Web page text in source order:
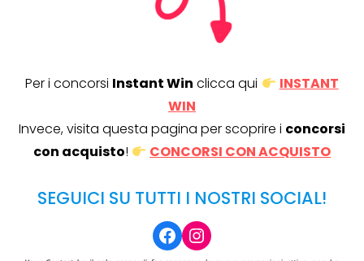
Per i concorsi Instant Win clicca qui
INSTANT
WIN
Invece, visita questa pagina per scoprire i concorsi
con acquisto! CONCORSI CON ACQUISTO
SEGUICI SU TUTTI I NOSTRI SOCIAL!
Facebook
Instagram